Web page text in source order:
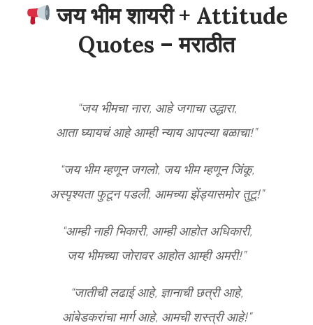
जय भीम शायरी + Attitude
Quotes – मराठीत
“जय भीमचा नारा, आहे जगाचा उद्धारा,
आता घ्यायचं आहे आम्ही न्याय आपल्या बळाचा!”
“जय भीम म्हणून जगलो, जय भीम म्हणून जिंकू,
अस्पृश्यता फुटून पडली, आमच्या झेंड्यासमोर तुटू!”
“आम्ही नाही भिकारी, आम्ही आहोत अधिकारी,
जय भीमच्या जोरावर आहोत आम्ही अमरी!”
“जातीची लढाई आहे, ज्ञानाची छत्री आहे,
आंबेडकरांचा मार्ग आहे, आमची शस्त्री आहे!”